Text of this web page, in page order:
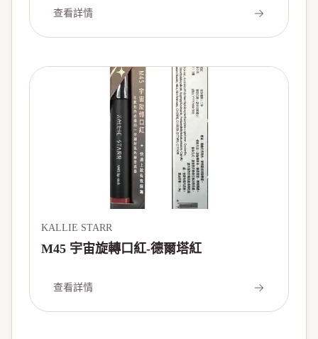
查看詳情
KALLIE STARR
M45 宇宙旋轉口紅-德爾塔紅
查看詳情